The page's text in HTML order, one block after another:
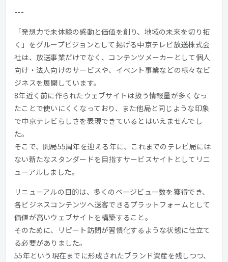
---
「発想力で未体験の感動と価値を創り、地域の未来を切り拓
く」をグループビジョンとして掲げる中京テレビ放送株式会
社は、放送事業だけでなく、コンテンツメーカーとして個人
向け・法人向けのサービスや、イベント事業などの様々なビ
ジネスを展開しています。
8年近く前に作られたウェブサイトは扱う情報量が多くなっ
たことで使いにくくなっており、また他局と同じような印象
で中京テレビらしさを表現できているとはいえませんでし
た。
そこで、開局55周年を迎える年に、これまでのテレビ局には
ない新たなスタンダードを目指すサービスサイトとしてリニ
ューアルしました。
リニューアルの目的は、多くのページビュー数を獲得でき、
各ビジネスコンテンツへ送客できるプラットフォームとして
価値が高いウェブサイトを構築すること。
そのために、リピート訪問が習慣化するような状態に仕立て
る必要がありました。
55年という現在までに形成されたブランド資産を残しつつ、